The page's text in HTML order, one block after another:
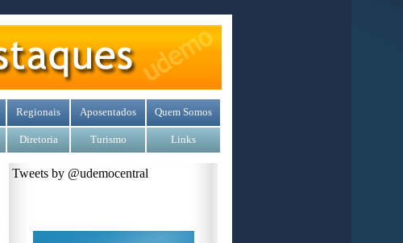
Regionais Aposentados Quem Somos
Diretoria Turismo Links
Tweets by @udemocentral